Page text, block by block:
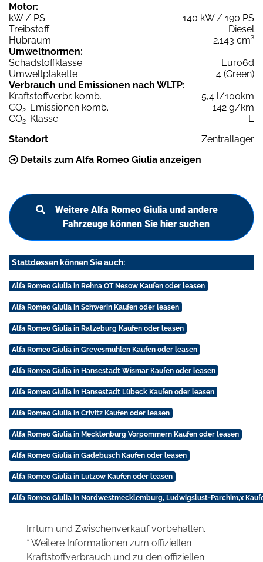
Motor:
kW / PS
140 kW / 190 PS
Treibstoff
Diesel
Hubraum
2.143 cm³
Umweltnormen:
Schadstoffklasse
Euro6d
Umweltplakette
4 (Green)
Verbrauch und Emissionen nach WLTP:
Kraftstoffverbr. komb.
5,4 l/100km
CO2-Emissionen komb.
142 g/km
CO2-Klasse
E
Standort
Zentrallager
Details zum Alfa Romeo Giulia anzeigen
Weitere Alfa Romeo Giulia und andere
Fahrzeuge können Sie hier suchen
Stattdessen können Sie auch:
Alfa Romeo Giulia in Rehna OT Nesow Kaufen oder leasen
Alfa Romeo Giulia in Schwerin Kaufen oder leasen
Alfa Romeo Giulia in Ratzeburg Kaufen oder leasen
Alfa Romeo Giulia in Grevesmühlen Kaufen oder leasen
Alfa Romeo Giulia in Hansestadt Wismar Kaufen oder leasen
Alfa Romeo Giulia in Hansestadt Lübeck Kaufen oder leasen
Alfa Romeo Giulia in Crivitz Kaufen oder leasen
Alfa Romeo Giulia in Mecklenburg Vorpommern Kaufen oder leasen
Alfa Romeo Giulia in Gadebusch Kaufen oder leasen
Alfa Romeo Giulia in Lützow Kaufen oder leasen
Alfa Romeo Giulia in Nordwestmecklemburg, Ludwigslust-Parchim,x
Irrtum und Zwischenverkauf vorbehalten.
* Weitere Informationen zum offiziellen
Kraftstoffverbrauch und zu den offiziellen